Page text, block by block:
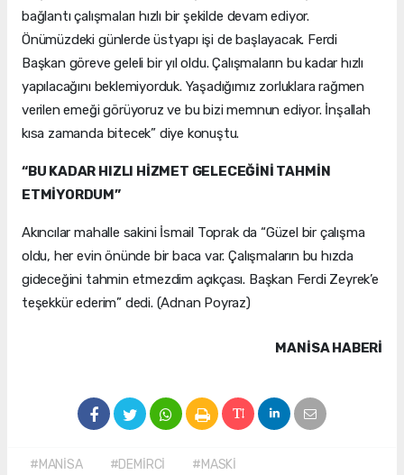
bağlantı çalışmaları hızlı bir şekilde devam ediyor.
Önümüzdeki günlerde üstyapı işi de başlayacak. Ferdi
Başkan göreve geleli bir yıl oldu. Çalışmaların bu kadar hızlı
yapılacağını beklemiyorduk. Yaşadığımız zorluklara rağmen
verilen emeği görüyoruz ve bu bizi memnun ediyor. İnşallah
kısa zamanda bitecek” diye konuştu.
“BU KADAR HIZLI HİZMET GELECEĞİNİ TAHMİN
ETMİYORDUM”
Akıncılar mahalle sakini İsmail Toprak da “Güzel bir çalışma
oldu, her evin önünde bir baca var. Çalışmaların bu hızda
gideceğini tahmin etmezdim açıkçası. Başkan Ferdi Zeyrek’e
teşekkür ederim” dedi. (Adnan Poyraz)
MANISA HABERİ
#MANİSA #DEMİRCİ
#MASKİ